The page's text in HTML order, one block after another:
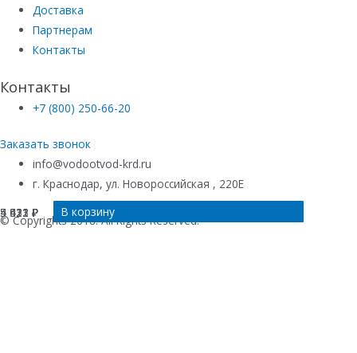
4 421 ₽ В корзину
4 421 ₽ В корзину
5 532 ₽ В корзину
5 013 ₽ В корзину
Доставка
Партнерам
Контакты
Контакты
+7 (800) 250-66-20
Заказать звонок
info@vodootvod-krd.ru
г. Краснодар, ул. Новороссийская , 220Е
© Copyrights 2018. All Rights Reserved.